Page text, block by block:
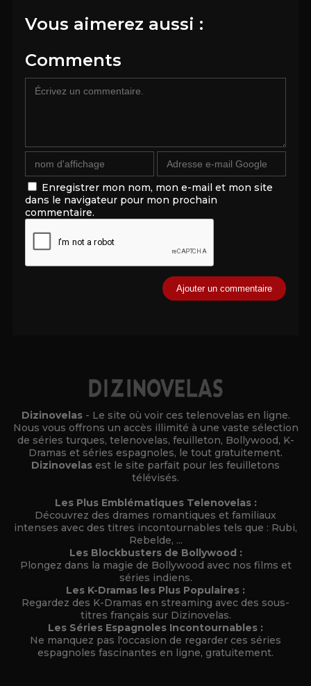
Vous aimerez aussi :
Comments
Enregistrer mon nom, mon e-mail et mon site
dans le navigateur pour mon prochain
commentaire.
Dizinovelas - Le site où voir ces telenovelas en ligne.
Nous vous offrons un accès illimité à une vaste sélection
de séries turques, telenovelas, feuilleton, Bollywood, K-
Dramas et séries espagnoles, le tout gratuitement.
Dizinovelas est le site parfait pour les feuilletons
télévisés.
Les Plus Emblématiques Telenovelas :
Découvrez des drames romantiques et familiaux
intenses avec des titres incontournables tels que : Rubi,
Rebelde, ...
Les Blockbusters de Bollywood :
Plongez dans la magie de Bollywood avec nos films et
séries indiens.
Les K-Dramas les Plus Populaires :
Regardez des K-Dramas en streaming avec des sous-
titres français sur Dizinovelas.
Les Séries Espagnoles Incontournables :
Ne manquez pas l'occasion de regarder ces séries
espagnoles fascinantes en ligne, gratuitement.